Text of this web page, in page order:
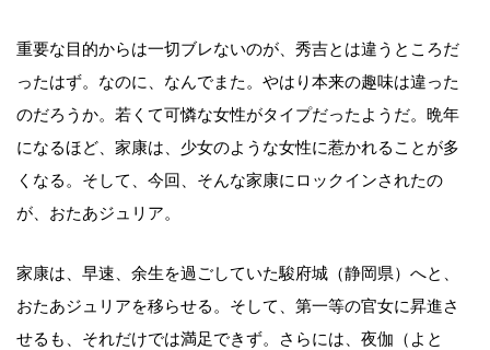
重要な目的からは一切ブレないのが、秀吉とは違うところだ
ったはず。なのに、なんでまた。やはり本来の趣味は違った
のだろうか。若くて可憐な女性がタイプだったようだ。晩年
になるほど、家康は、少女のような女性に惹かれることが多
くなる。そして、今回、そんな家康にロックインされたの
が、おたあジュリア。
家康は、早速、余生を過ごしていた駿府城（静岡県）へと、
おたあジュリアを移らせる。そして、第一等の官女に昇進さ
せるも、それだけでは満足できず。さらには、夜伽（よと